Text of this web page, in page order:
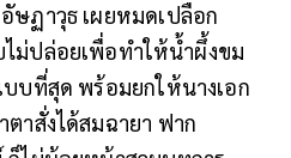
ษฏาวุธ เผยหมดเปลือก
ม่ปล่อยเพื่อทำให้น้ำผึ้งขม
บที่สุด พร้อมยกให้นางเอก
ตาสั่งได้สมฉายา ฟาก